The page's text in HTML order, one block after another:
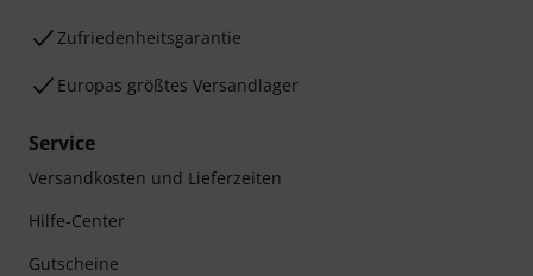
Zufriedenheitsgarantie
Europas größtes Versandlager
Service
Versandkosten und Lieferzeiten
Hilfe-Center
Gutscheine